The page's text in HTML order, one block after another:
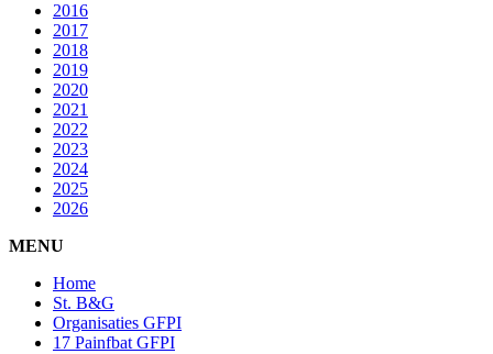
2016
2017
2018
2019
2020
2021
2022
2023
2024
2025
2026
MENU
Home
St. B&G
Organisaties GFPI
17 Painfbat GFPI